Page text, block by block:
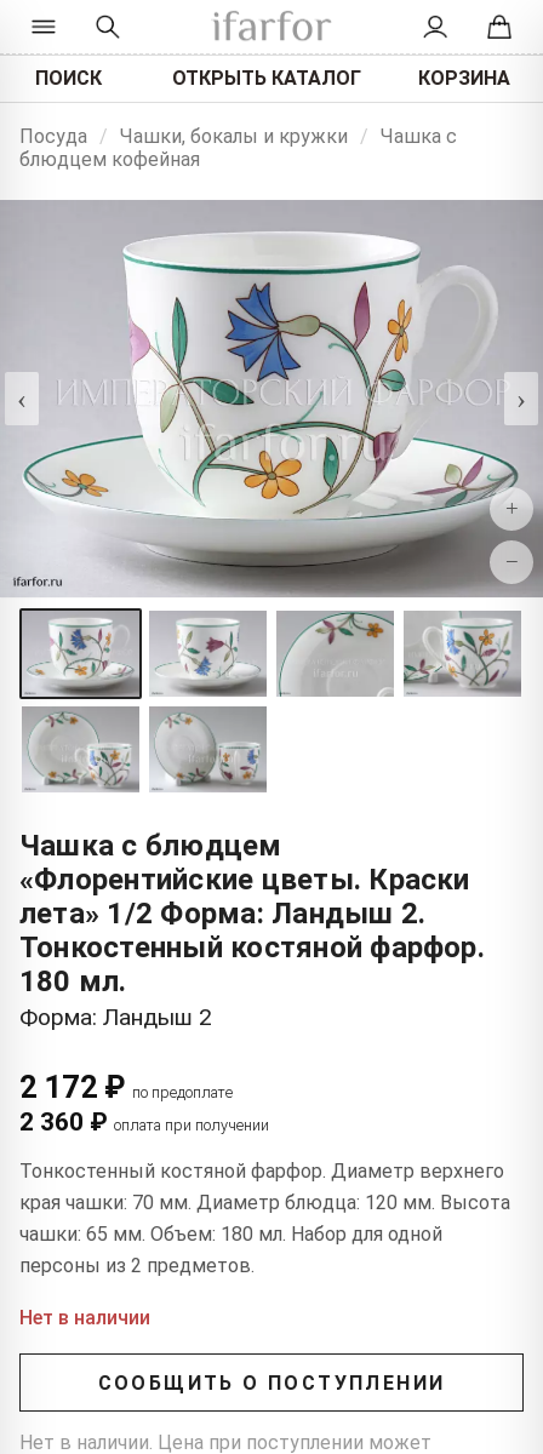
ПОИСК ОТКРЫТЬ КАТАЛОГ КОРЗИНА
Посуда / Чашки, бокалы и кружки / Чашка с
блюдцем кофейная
‹ ›
+
−
Чашка с блюдцем
«Флорентийские цветы. Краски
лета» 1/2 Форма: Ландыш 2.
Тонкостенный костяной фарфор.
180 мл.
Форма: Ландыш 2
2 172 ₽ по предоплате
2 360 ₽ оплата при получении
Тонкостенный костяной фарфор. Диаметр верхнего
края чашки: 70 мм. Диаметр блюдца: 120 мм. Высота
чашки: 65 мм. Объем: 180 мл. Набор для одной
персоны из 2 предметов.
Нет в наличии
СООБЩИТЬ О ПОСТУПЛЕНИИ
Нет в наличии. Цена при поступлении может